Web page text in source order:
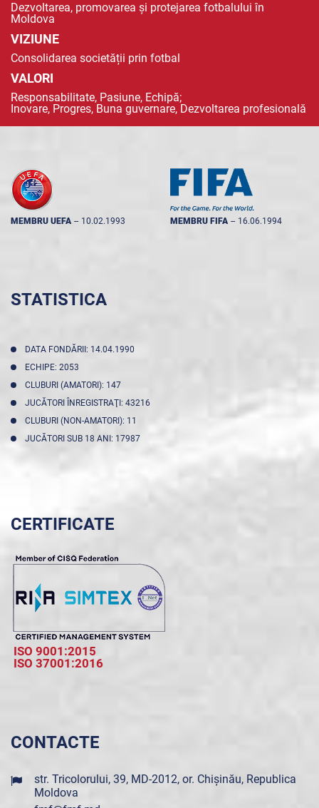
Dezvoltarea, promovarea și protejarea fotbalului în
Moldova
VIZIUNE
Consolidarea societății prin fotbal
VALORI
Responsabilitate, Pasiune, Echipă;
Inovare, Progres, Buna guvernare, Dezvoltarea profesională
MEMBRU UEFA -- 10.02.1993 MEMBRU FIFA -- 16.06.1994
STATISTICA
DATA FONDĂRII: 14.04.1990
ECHIPE: 2053
CLUBURI (AMATORI): 147
JUCĂTORI ÎNREGISTRAŢI: 43216
CLUBURI (NON-AMATORI): 11
JUCĂTORI SUB 18 ANI: 17987
CERTIFICATE
ISO 9001:2015
ISO 37001:2016
CONTACTE
str. Tricolorului, 39, MD-2012, or. Chișinău, Republica
Moldova